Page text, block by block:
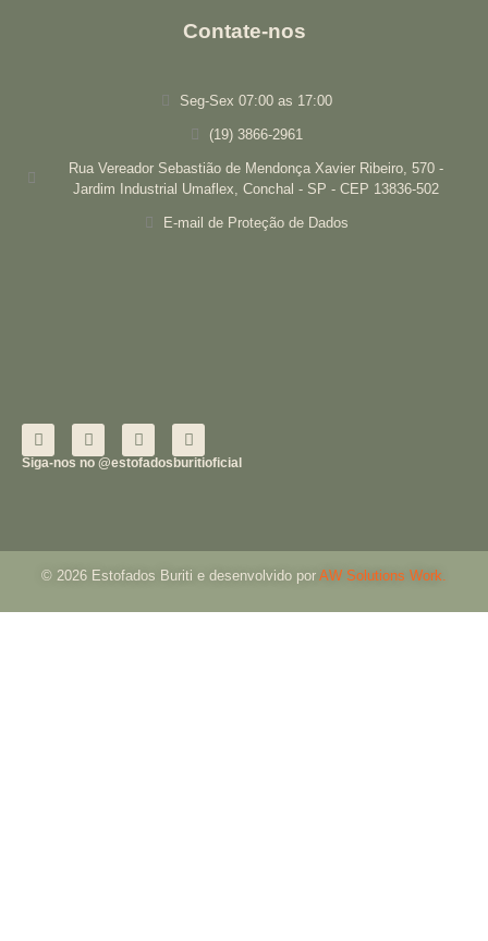
Contate-nos
Seg-Sex 07:00 as 17:00
(19) 3866-2961
Rua Vereador Sebastião de Mendonça Xavier Ribeiro, 570 -
Jardim Industrial Umaflex, Conchal - SP - CEP 13836-502
E-mail de Proteção de Dados
Siga-nos no @estofadosburitioficial
© 2026 Estofados Buriti e desenvolvido por AW Solutions Work.